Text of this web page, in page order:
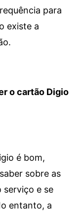
para
existe a
o cartão Digio
é bom,
sobre as
serviço e se
entanto, a